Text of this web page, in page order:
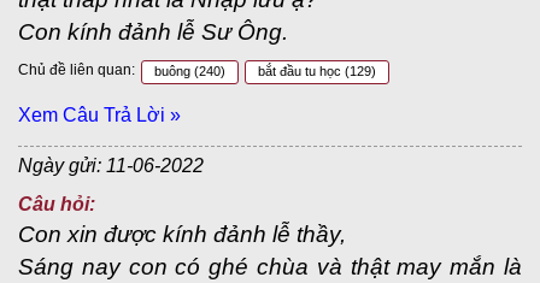
Con kính đảnh lễ Sư Ông.
Chủ đề liên quan: buông (240) bắt đầu tu học (129)
Xem Câu Trả Lời »
Ngày gửi: 11-06-2022
Câu hỏi:
Con xin được kính đảnh lễ thầy,
Sáng nay con có ghé chùa và thật may mắn là